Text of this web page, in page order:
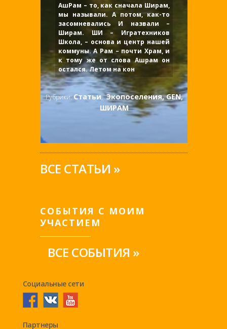
АшРам – то, как сначала Ширам,
мы называли. А потом, как-то
засомневались И назвали –
Ширам. ШИ – Игратехников
Школа, – основа и центр нашей
коммуны. А Рам – почти Храм, и
к тому же от слова Ашрам он
остался. Летом на кон
Рубрики: Статьи,Экопоселения, GEN,
ШИРАМ
ВСЕ СТАТЬИ »
СОБЫТИЯ С МОИМ
УЧАСТИЕМ
ВСЕ СОБЫТИЯ »
Социальные сети
Партнеры